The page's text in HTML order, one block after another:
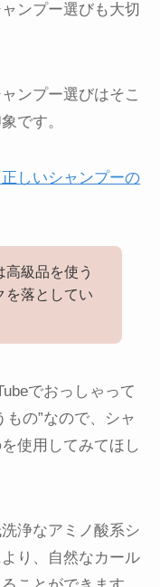
ンプー選びも大切
ンプー選びはそこ
です。
しいシャンプーの
級品を使う
を落としてい
でおっしゃって
もの”なので、シャ
使用してみてほし
浄なアミノ酸系シ
り、自然なカール